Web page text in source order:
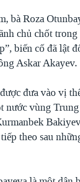
NGOẠI
CỬ 2024
TRANH TẠI DẢI
ĐAI & CON ĐƯỜNG
- NGƯỜI HẠ 'BÊN
– XƯA VÀ NAY
TRANH AFGHANISTAN
HÒA Ở VIỆT NAM
bà Roza
chủ chốt trong
biến cố đã lật
Askar Akayev.
đưa vào vị
nước vùng
theo sau